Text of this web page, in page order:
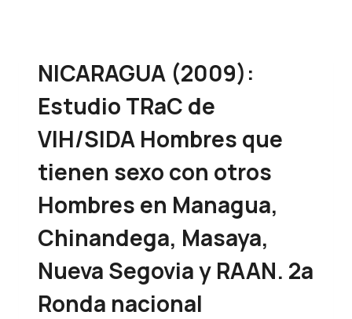
NICARAGUA (2009):
Estudio TRaC de
VIH/SIDA Hombres que
tienen sexo con otros
Hombres en Managua,
Chinandega, Masaya,
Nueva Segovia y RAAN. 2a
Ronda nacional